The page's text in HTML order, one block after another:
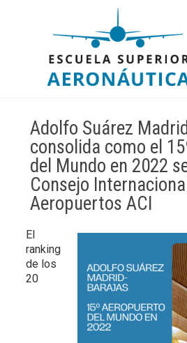
Adolfo Suárez
consolida como el
del Mundo en 2022
Consejo
Aeropuertos ACI
El
ranking
de los
20